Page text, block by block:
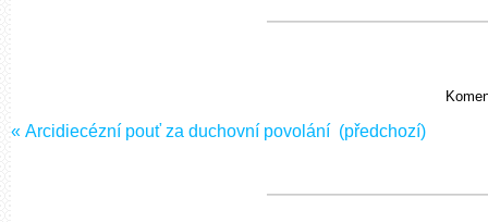
« Arcidiecézní pouť za duchovní povolání(předchozí)